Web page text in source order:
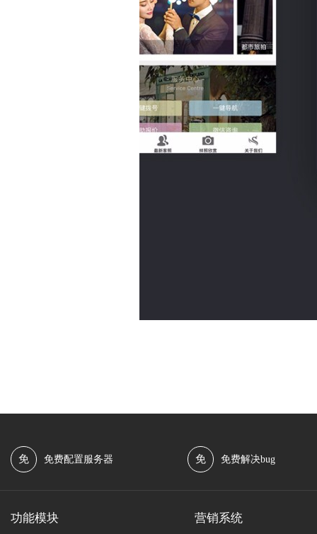
免 免费配置服务器 免 免费解决bug
功能模块 营销系统